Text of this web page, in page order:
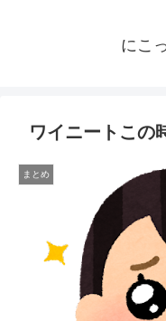
にこ
ワイニートこの
まとめ